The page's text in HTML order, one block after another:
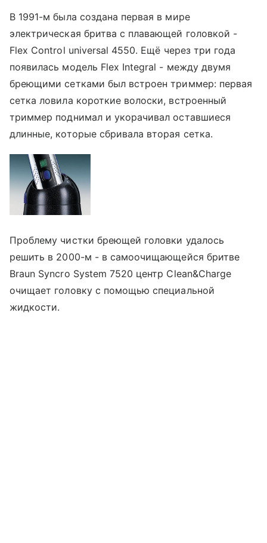
В 1991-м была создана первая в мире
электрическая бритва с плавающей головкой -
Flex Control universal 4550. Ещё через три года
появилась модель Flex Integral - между двумя
бреющими сетками был встроен триммер: первая
сетка ловила короткие волоски, встроенный
триммер поднимал и укорачивал оставшиеся
длинные, которые сбривала вторая сетка.
Проблему чистки бреющей головки удалось
решить в 2000-м - в самоочищающейся бритве
Braun Syncro System 7520 центр Clean&Charge
очищает головку с помощью специальной
жидкости.